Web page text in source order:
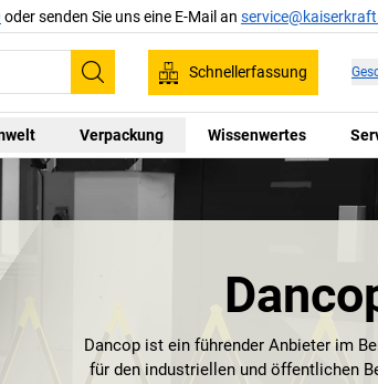
oder senden Sie uns eine E-Mail an
Suchen
Schnellerfassung
Verpackung Wissenwertes
Dancop ist ein führender Anbieter im
für den industriellen und öffentlichen